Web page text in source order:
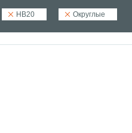
HB20 Округлые